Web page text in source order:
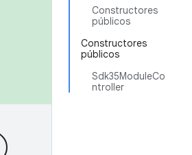
Constructores
públicos
Constructores
públicos
Sdk35ModuleCo
ntroller